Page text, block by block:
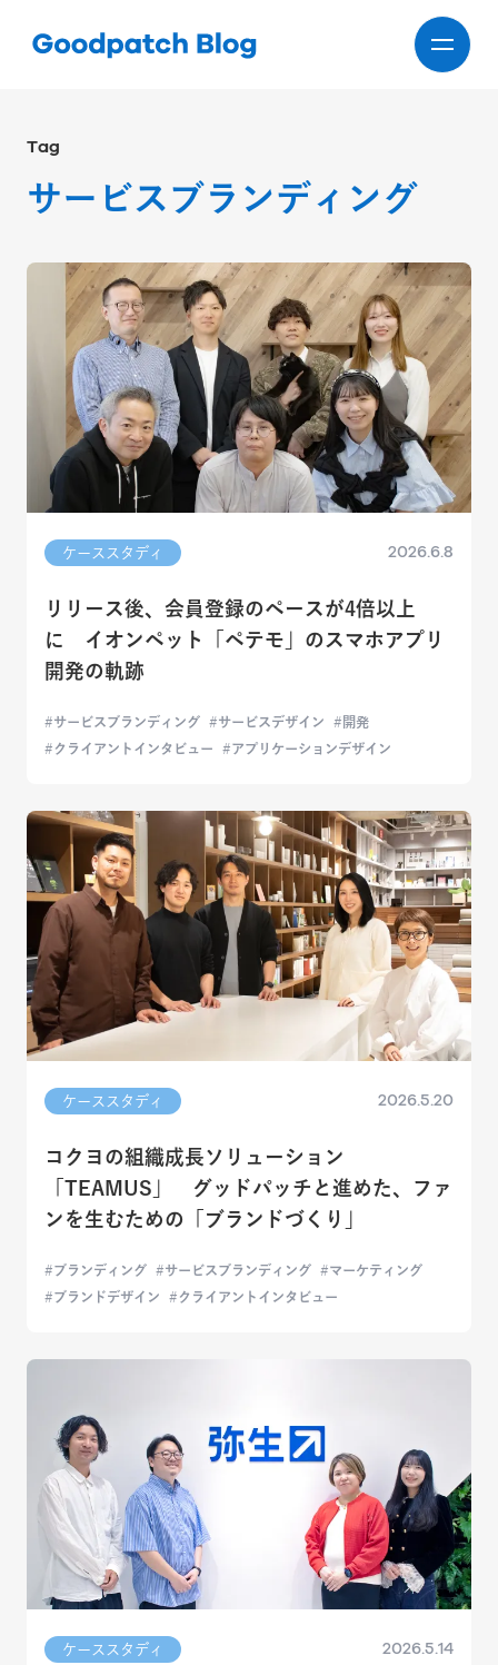
Tag
サービスブランディング
ケーススタディ 2026.6.8
リリース後、会員登録のペースが4倍以上
に イオンペット「ペテモ」のスマホアプリ
開発の軌跡
サービスブランディング サービスデザイン
開発
クライアントインタビュー
アプリケーションデザイン
ケーススタディ 2026.5.20
コクヨの組織成長ソリューション
「TEAMUS」 グッドパッチと進めた、ファ
ンを生むための「ブランドづくり」
ブランディング サービスブランディング
マーケティング
ブランドデザイン
クライアントインタビュー
ケーススタディ 2026.5.14